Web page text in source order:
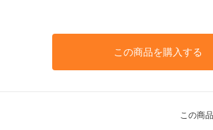
この商品を購入する
この商